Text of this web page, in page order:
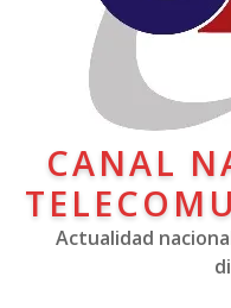
CANAL
Actualidad